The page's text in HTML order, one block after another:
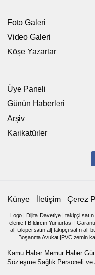
Foto Galeri
Video Galeri
Köşe Yazarları
Üye Paneli
Günün Haberleri
Arşiv
Karikatürler
Künye İletişim Çerez
Logo| Dijital Davetiye| takipçi satın
eleme| Bıldırcın Yumurtası |
al| takipçi satın al| takipçi satın al|
Boşanma Avukatı|PVC zemin
Kamu Haber Memur Haber
Sözleşme Sağlık Personeli